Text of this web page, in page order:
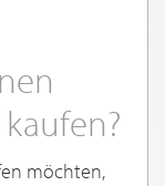
möchten,